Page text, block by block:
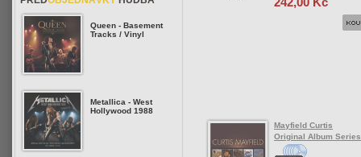
Mayfield Curtis
Original Album Series
Queen - Basement
Tracks / Vinyl
Metallica - West
Hollywood 1988